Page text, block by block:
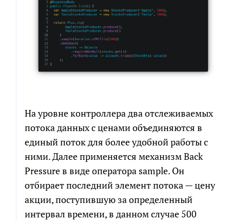
На уровне контроллера два отслеживаемых
потока данных с ценами объединяются в
единый поток для более удобной работы с
ними. Далее применяется механизм Back
Pressure в виде оператора sample. Он
отбирает последний элемент потока — цену
акции, поступившую за определенный
интервал времени, в данном случае 500